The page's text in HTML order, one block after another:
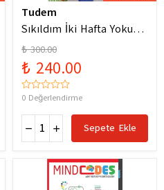
Tudem
Sıkıldım İki Hafta Yokum
Pelin Güneş
₺ 300.00
₺ 240.00
0 Değerlendirme
Sepete Ekle